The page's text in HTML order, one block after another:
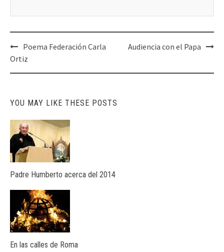
Post
navigation
Poema Federación Carla
Ortiz
Audiencia con el Papa
YOU MAY LIKE THESE POSTS
Padre Humberto acerca del 2014
En las calles de Roma